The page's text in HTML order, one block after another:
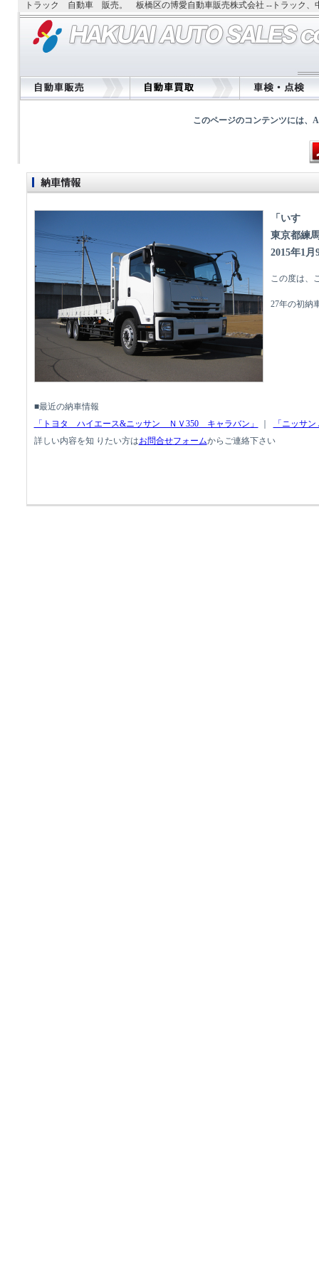
トラック 自動車 販売。 板橋区の博愛自動車販売株式会社 --トラック、
このページのコンテンツには、
「いすゞ
東京都練
2015年1月
この度は、
27年の初納
■最近の納車情報
「トヨタ ハイエース&ニッサン ＮＶ350 キャラバン」
「ニッサ
詳しい内容を知 りたい方はお問合せフォームからご連絡下さい